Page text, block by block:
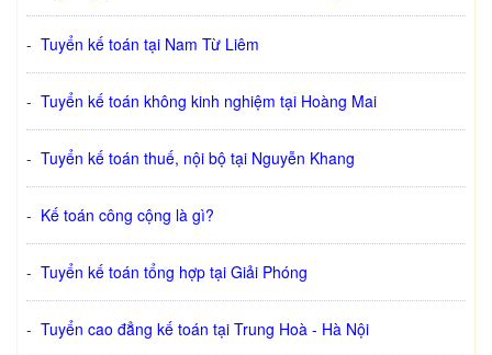
- Tuyển kế toán tại Nam Từ Liêm
- Tuyển kế toán không kinh nghiệm tại Hoàng Mai
- Tuyển kế toán thuế, nội bộ tại Nguyễn Khang
- Kế toán công cộng là gì?
- Tuyển kế toán tổng hợp tại Giải Phóng
- Tuyển cao đẳng kế toán tại Trung Hoà - Hà Nội